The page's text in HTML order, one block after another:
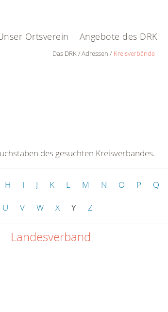
Ortsverein Angebote des DRK
Das DRK Adressen Kreisverbände
des gesuchten Kreisverbandes.
H I J K L M N O P Q
U V W X Y Z
Landesverband